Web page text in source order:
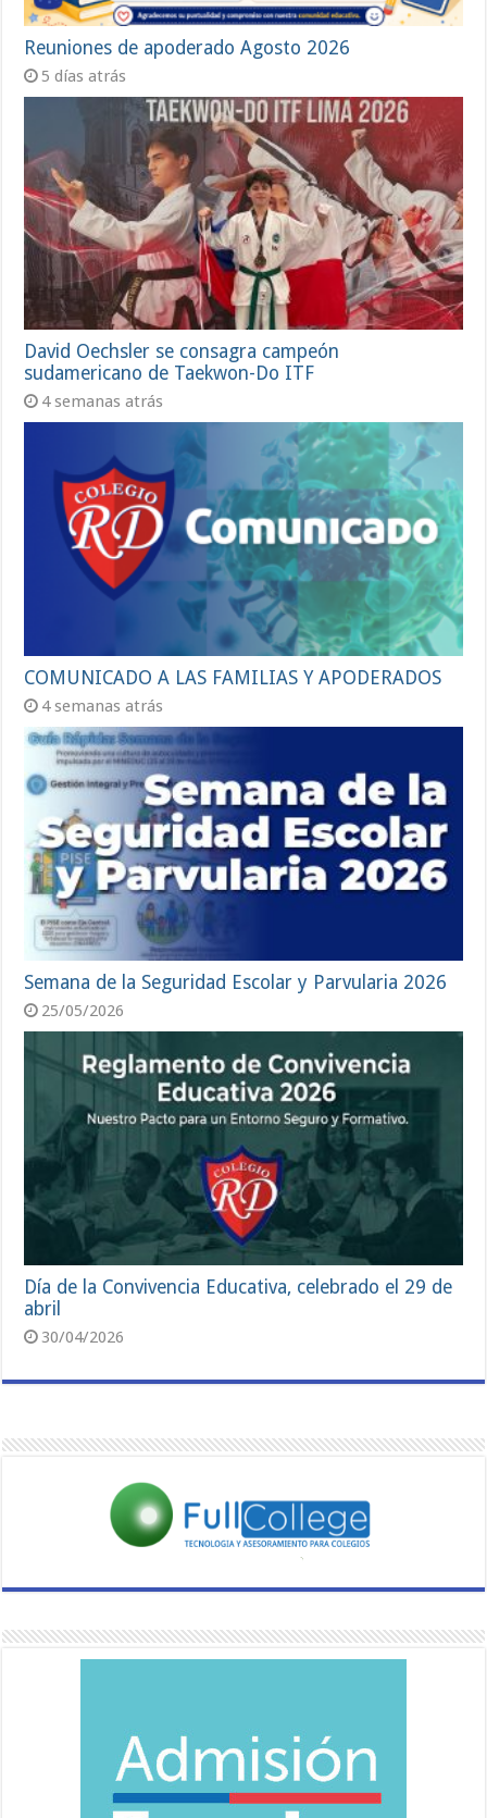
Reuniones de apoderado Agosto 2026
5 días atrás
David Oechsler se consagra campeón
sudamericano de Taekwon-Do ITF
4 semanas atrás
COMUNICADO A LAS FAMILIAS Y APODERADOS
4 semanas atrás
Semana de la Seguridad Escolar y Parvularia 2026
25/05/2026
Día de la Convivencia Educativa, celebrado el 29 de
abril
30/04/2026